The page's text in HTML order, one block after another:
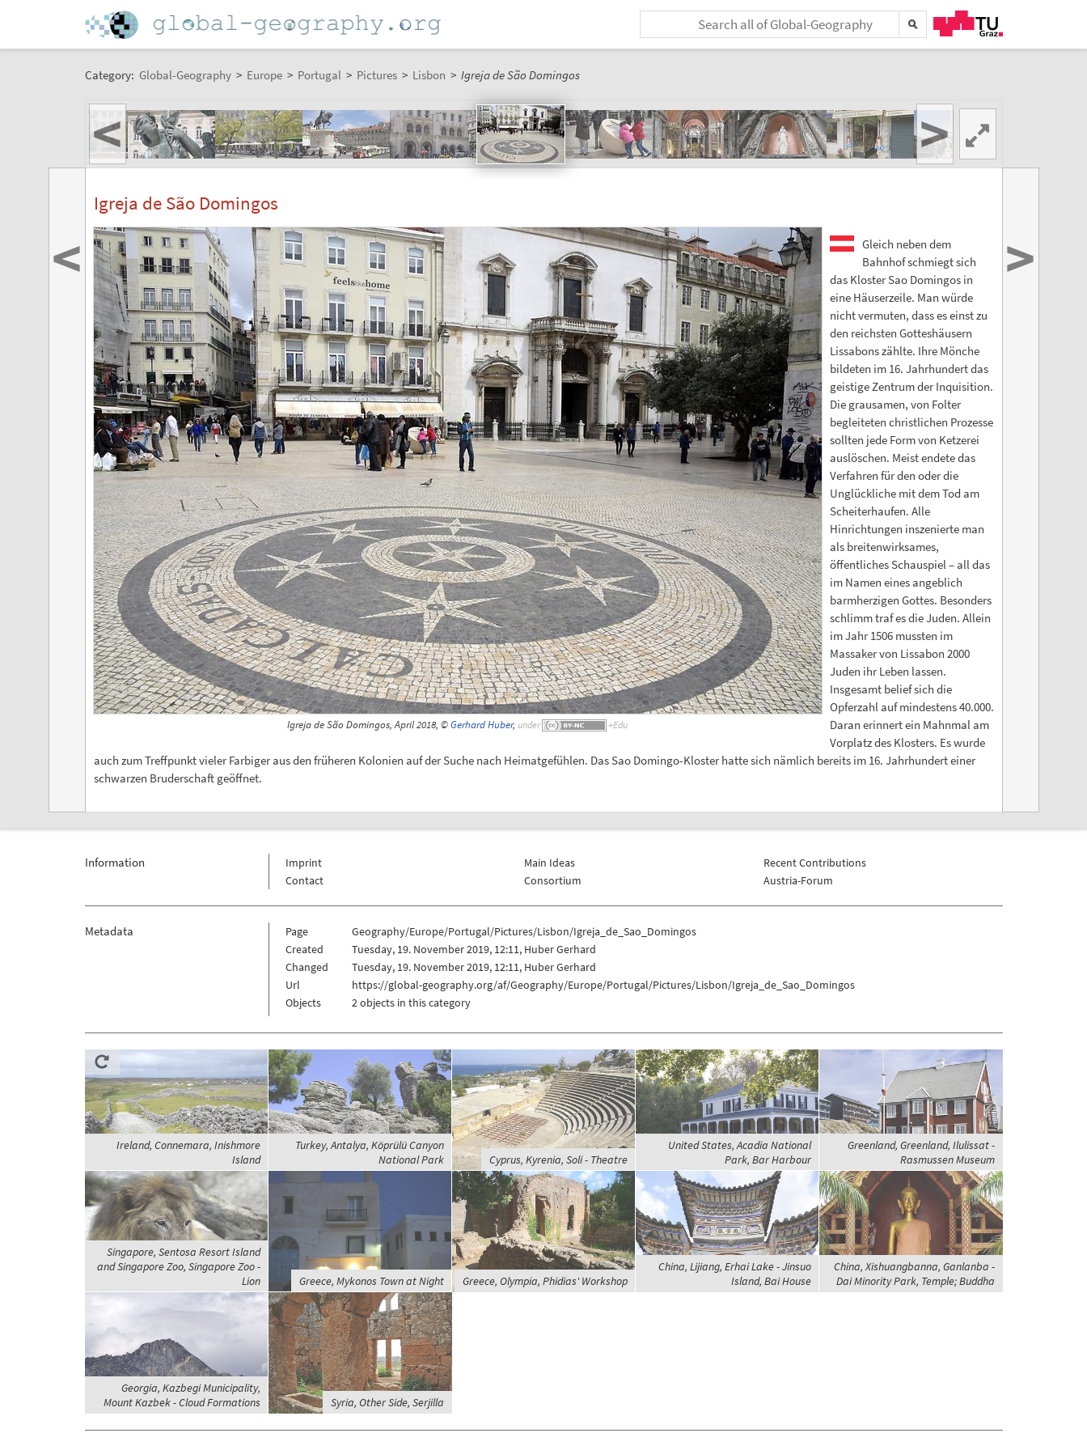
Category: Global-Geography > Europe > Portugal > Pictures > Lisbon > Igreja de São Domingos
< >
Igreja de São Domingos
Igreja de São Domingos, April 2018, ©Gerhard Huber, under
Gleich neben dem
Bahnhof schmiegt sich
das Kloster Sao Domingos in
eine Häuserzeile. Man würde
nicht vermuten, dass es einst zu
den reichsten Gotteshäusern
Lissabons zählte. Ihre Mönche
bildeten im 16. Jahrhundert das
geistige Zentrum der Inquisition.
Die grausamen, von Folter
begleiteten christlichen Prozesse
sollten jede Form von Ketzerei
auslöschen. Meist endete das
Verfahren für den oder die
Unglückliche mit dem Tod am
Scheiterhaufen. Alle
Hinrichtungen inszenierte man
als breitenwirksames,
öffentliches Schauspiel – all das
im Namen eines angeblich
barmherzigen Gottes. Besonders
schlimm traf es die Juden. Allein
im Jahr 1506 mussten im
Massaker von Lissabon 2000
Juden ihr Leben lassen.
Insgesamt belief sich die
Opferzahl auf mindestens 40.000.
Daran erinnert ein Mahnmal am
Vorplatz des Klosters. Es wurde
auch zum Treffpunkt vieler Farbiger aus den früheren Kolonien auf der Suche nach Heimatgefühlen. Das Sao Domingo-Kloster hatte sich nämlich bereits im 16. Jahrhundert einer
schwarzen Bruderschaft geöffnet.
< >
Information
Imprint
Contact
Main Ideas
Consortium
Recent Contributions
Austria-Forum
Metadata Page
Geography/Europe/Portugal/Pictures/Lisbon/Igreja_de_Sao_Domingos
Created
Tuesday, 19. November 2019, 12:11, Huber Gerhard
Changed
Tuesday, 19. November 2019, 12:11, Huber Gerhard
Url
https://global-geography.org/af/Geography/Europe/Portugal/Pictures/Lisbon/Igreja_de_Sao_Domingos
Objects
2 objects in this category
Ireland, Connemara, Inishmore
Island
Turkey, Antalya, Köprülü Canyon
National Park
Cyprus, Kyrenia, Soli - Theatre
United States, Acadia National
Park, Bar Harbour
Greenland, Greenland, Ilulissat -
Rasmussen Museum
Singapore, Sentosa Resort Island
and Singapore Zoo, Singapore Zoo -
Lion
Greece, Mykonos Town at Night Greece, Olympia, Phidias' Workshop
China, Lijiang, Erhai Lake - Jinsuo
Island, Bai House
China, Xishuangbanna, Ganlanba -
Dai Minority Park, Temple; Buddha
Georgia, Kazbegi Municipality,
Mount Kazbek - Cloud Formations
Syria, Other Side, Serjilla